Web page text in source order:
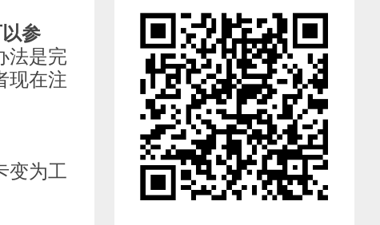
参
法是完
现在注
变为工